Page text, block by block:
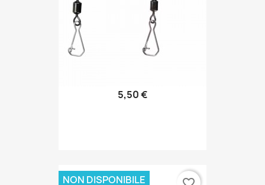
5,50 €
NON DISPONIBILE